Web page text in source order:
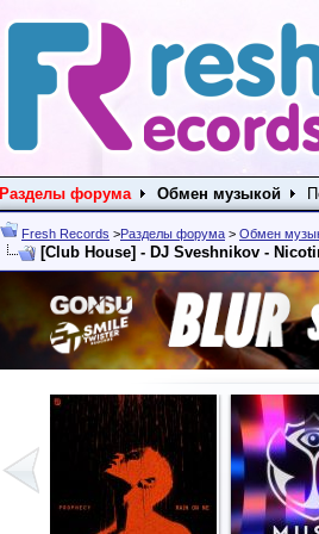
Разделы форума Обмен музыкой
Fresh Records >Разделы форума > Обмен
[Club House] - DJ Sveshnikov -